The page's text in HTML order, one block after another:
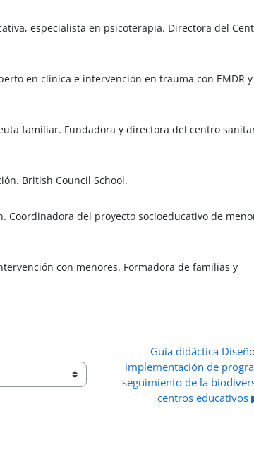
especialista en psicoterapia. Directora del
en clínica e intervención en trauma con EMDR
familiar. Fundadora y directora del centro
British Council School.
Coordinadora del proyecto socioeducativo de
con menores. Formadora de familias y
Guía didáctica
implementación de
seguimiento de la
centros educativos